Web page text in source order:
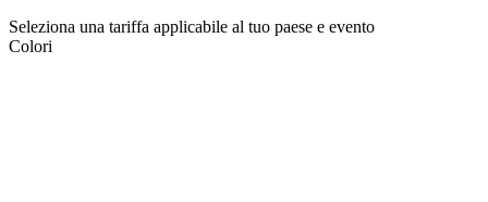
Seleziona una tariffa applicabile al tuo paese e evento
Colori